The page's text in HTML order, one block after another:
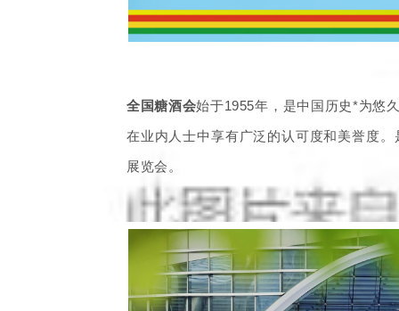
全国糖酒会始于1955年，是中国历史*为悠
在业内人士中享有广泛的认可度和美誉度
展览会。